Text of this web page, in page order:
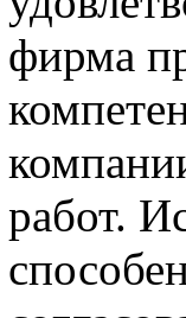
фирма
работ.